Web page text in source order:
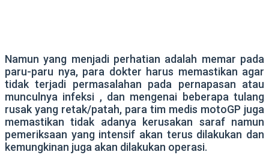
Namun yang menjadi perhatian adalah memar pada
paru-paru nya, para dokter harus memastikan agar
tidak terjadi permasalahan pada pernapasan atau
munculnya infeksi , dan mengenai beberapa tulang
rusak yang retak/patah, para tim medis motoGP juga
memastikan tidak adanya kerusakan saraf namun
pemeriksaan yang intensif akan terus dilakukan dan
kemungkinan juga akan dilakukan operasi.